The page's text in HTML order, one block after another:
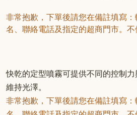
非常抱歉，下單後請您在備註填寫
名、聯絡電話及指定的超商門市。不
快乾的定型噴霧可提供不同的控制
維持光澤。
非常抱歉，下單後請您在備註填寫